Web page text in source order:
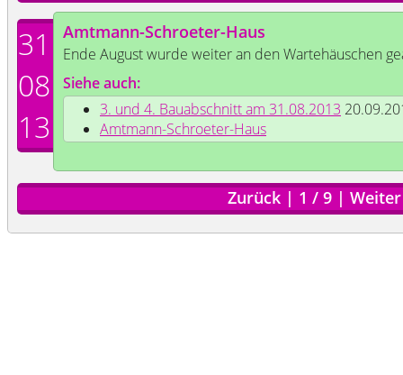
31
08
13
Amtmann-Schroeter-Haus
Ende August wurde weiter an den Wartehäuschen
Siehe auch:
3. und 4. Bauabschnitt am 31.08.2013
Amtmann-Schroeter-Haus
Zurück | 1 / 9 | Weiter